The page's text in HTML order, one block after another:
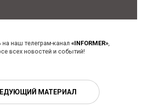
наш телеграм-канал «INFORMER»,
всех новостей и событий!
МАТЕРИАЛ